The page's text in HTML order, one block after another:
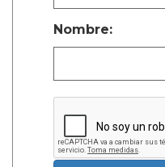
Nombre: